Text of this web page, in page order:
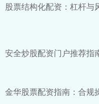
股票结构化配资：杠杆与
安全炒股配资门户推荐指
金华股票配资指南：合规